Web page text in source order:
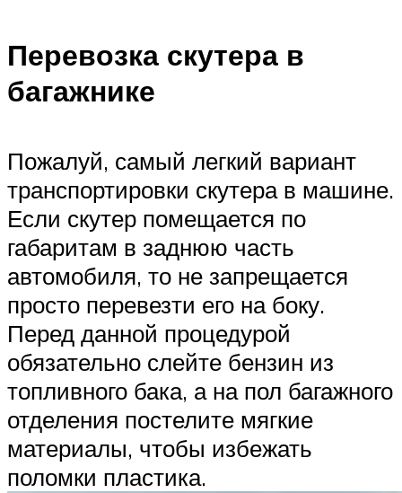
Перевозка скутера в
багажнике
Пожалуй, самый легкий вариант
транспортировки скутера в машине.
Если скутер помещается по
габаритам в заднюю часть
автомобиля, то не запрещается
просто перевезти его на боку.
Перед данной процедурой
обязательно слейте бензин из
топливного бака, а на пол багажного
отделения постелите мягкие
материалы, чтобы избежать
поломки пластика.